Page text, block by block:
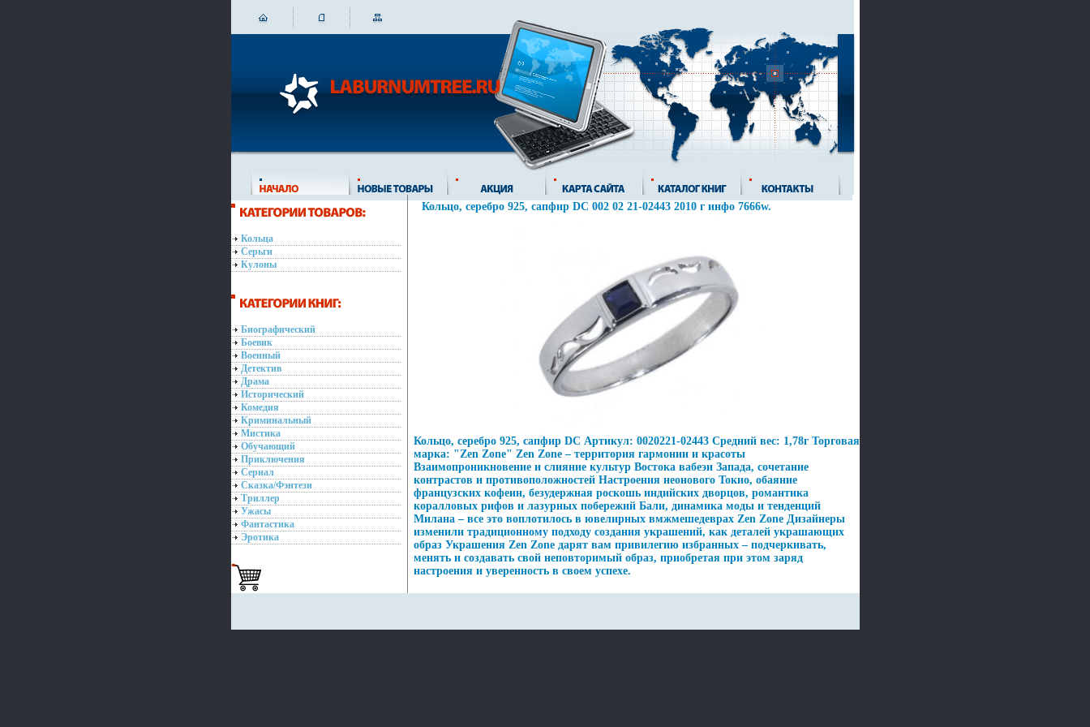
Кольца
Серьги
Кулоны
Биографический
Боевик
Военный
Детектив
Драма
Исторический
Комедия
Криминальный
Мистика
Обучающий
Приключения
Сериал
Сказка/Фэнтези
Триллер
Ужасы
Фантастика
Эротика
Кольцо, серебро 925, сапфир DC 002 02 21-02443 2010 г инфо 7666w.
Кольцо, серебро 925, сапфир DC Артикул: 0020221-02443 Средний вес: 1,78г Торговая
марка: "Zen Zone" Zen Zone – территория гармонии и красоты
Взаимопроникновение и слияние культур Востока вабеэи Запада, сочетание
контрастов и противоположностей Настроения неонового Токио, обаяние
французских кофеин, безудержная роскошь индийских дворцов, романтика
коралловых рифов и лазурных побережий Бали, динамика моды и тенденций
Милана – все это воплотилось в ювелирных вмжмешедеврах Zen Zone Дизайнеры
изменили традиционному подходу создания украшений, как деталей украшающих
образ Украшения Zen Zone дарят вам привилегию избранных – подчеркивать,
менять и создавать свой неповторимый образ, приобретая при этом заряд
настроения и уверенность в своем успехе.